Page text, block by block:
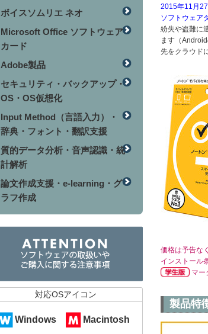
2015年11月
ソフトウェア
紛失や盗難に
ます（
先をクラウド
価格は予告な
インストール
マー
製品特
ボイスソムリエ ネオ
Microsoft Office ソフトウェア
カード
Adobe製品
セキュリティ・バックアップ・
OS・OS仮想化
Input Method（言語入力）・
辞典・フォント・翻訳支援
質的データ分析・音声認識・統
計解析
論文作成支援・e-learning・グ
ラフ作成
対応OSアイコン
Windows Macintosh